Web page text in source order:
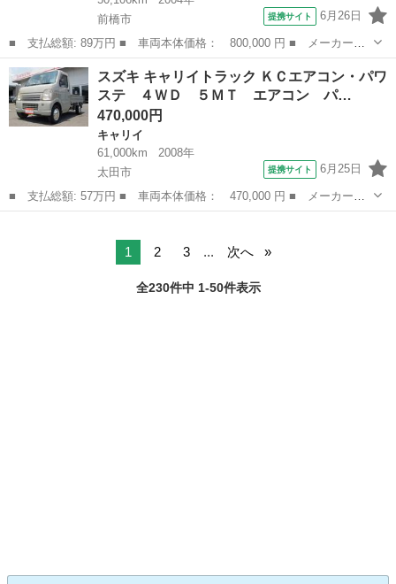
前橋市
提携サイト 6月26日
■ 支払総額: 89万円 ■ 車両本体価格： 800,000 円 ■ メーカー
名： スズキ ■ 車種名： キャリイトラック ■ グレード名： Ｋ
Ｃ ■ 排気量： 660cc ■ ドア枚数： 2D ■ ミッション： MT ■...
群馬 前橋市 キャリイ
スズキ キャリイトラック ＫＣエアコン・パワ
ステ ４ＷＤ ５ＭＴ エアコン パ…
470,000円
キャリイ
61,000km
2008年
太田市
提携サイト 6月25日
■ 支払総額: 57万円 ■ 車両本体価格： 470,000 円 ■ メーカー
名： スズキ ■ 車種名： キャリイトラック ■ グレード名： Ｋ
1 2 3 ... 次へ
全230件中 1-50件表示